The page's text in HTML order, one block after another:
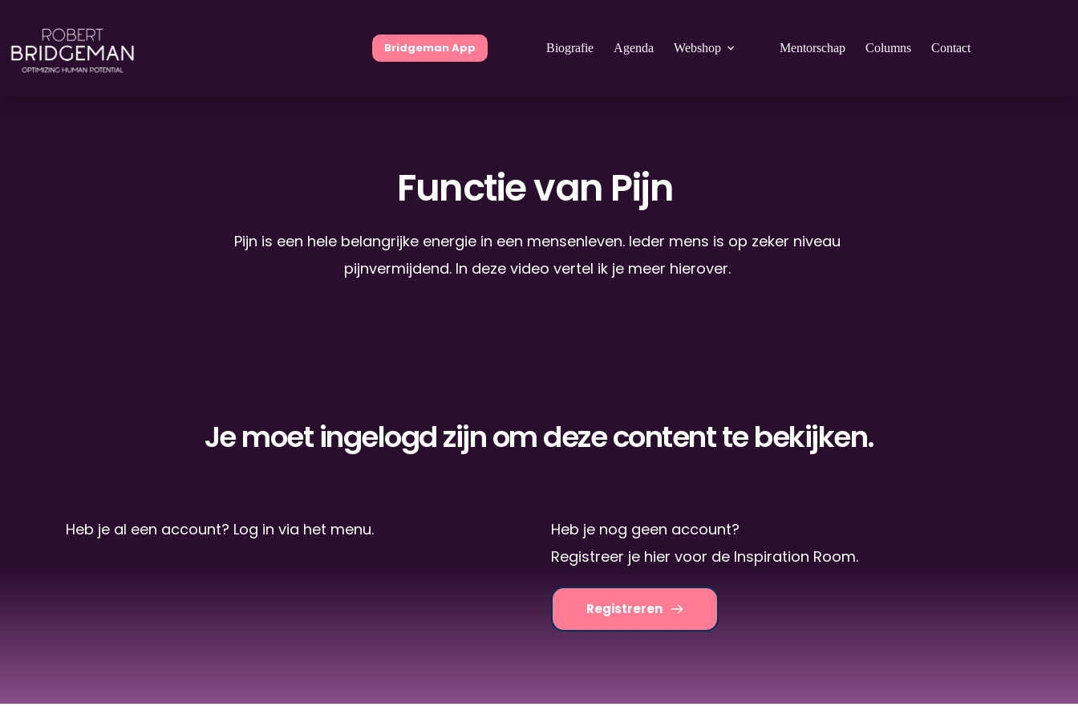
inhoud
Bridgeman App Biografie Agenda Webshop Mentorschap Columns Contact
Functie van Pijn
Pijn is een hele belangrijke energie in een mensenleven. Ieder mens is op zeker niveau
pijnvermijdend. In deze video vertel ik je meer hierover.
Je moet ingelogd zijn om deze content te bekijken.
Heb je al een account? Log in via het menu.
Heb je nog geen account?
Registreer je hier voor de Inspiration Room.
Registreren